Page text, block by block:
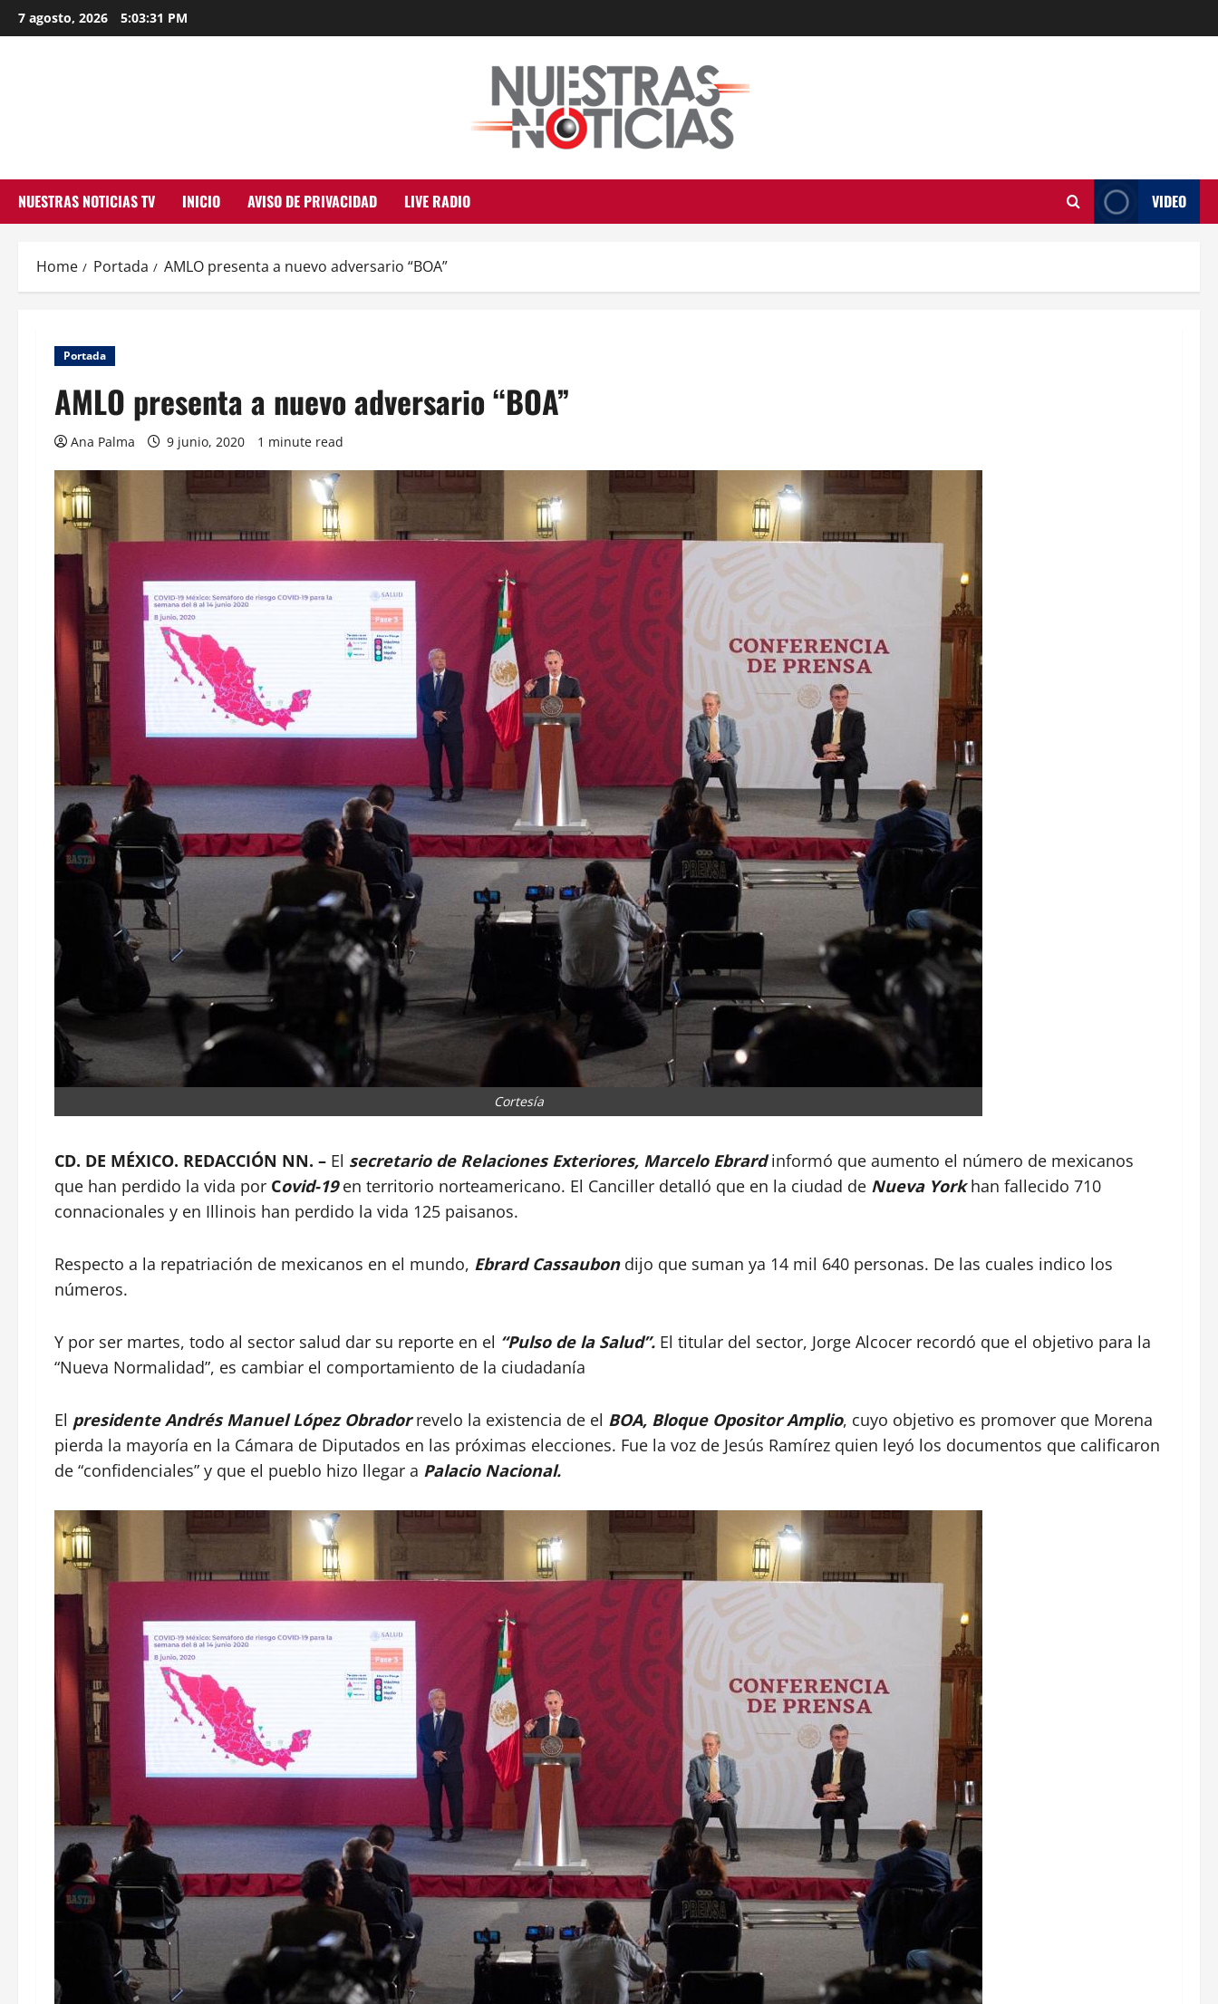
Skip
to
7 agosto, 2026 5:03:33 PM
NUESTRAS NOTICIAS TV INICIO AVISO DE PRIVACIDAD LIVE RADIO VIDEO
Home Portada AMLO presenta a nuevo adversario “BOA”
Portada
AMLO presenta a nuevo adversario “BOA”
Ana Palma 9 junio, 2020 1 minute read
Cortesía
CD. DE MÉXICO. REDACCIÓN NN. – El secretario de Relaciones Exteriores, Marcelo Ebrardinformó que aumento el número de mexicanos
que han perdido la vida por Covid-19en territorio norteamericano. El Canciller detalló que en la ciudad de Nueva Yorkhan fallecido 710
connacionales y en Illinois han perdido la vida 125 paisanos.
Respecto a la repatriación de mexicanos en el mundo, Ebrard Cassaubondijo que suman ya 14 mil 640 personas. De las cuales indico los
números.
Y por ser martes, todo al sector salud dar su reporte en el “Pulso de la Salud”. El titular del sector, Jorge Alcocer recordó que el objetivo para la
“Nueva Normalidad”, es cambiar el comportamiento de la ciudadanía
El presidente Andrés Manuel López Obradorrevelo la existencia de el BOA, Bloque Opositor Amplio, cuyo objetivo es promover que Morena
pierda la mayoría en la Cámara de Diputados en las próximas elecciones. Fue la voz de Jesús Ramírez quien leyó los documentos que calificaron
de “confidenciales” y que el pueblo hizo llegar a Palacio Nacional.